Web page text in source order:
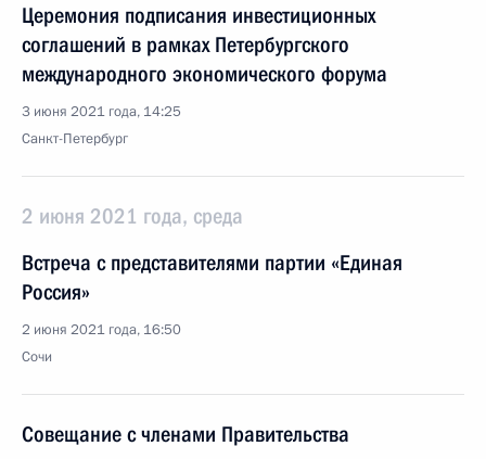
Церемония подписания инвестиционных
соглашений в рамках Петербургского
международного экономического форума
3 июня 2021 года, 14:25
Санкт-Петербург
2 июня 2021 года, среда
Встреча с представителями партии «Единая
Россия»
2 июня 2021 года, 16:50
Сочи
Совещание с членами Правительства